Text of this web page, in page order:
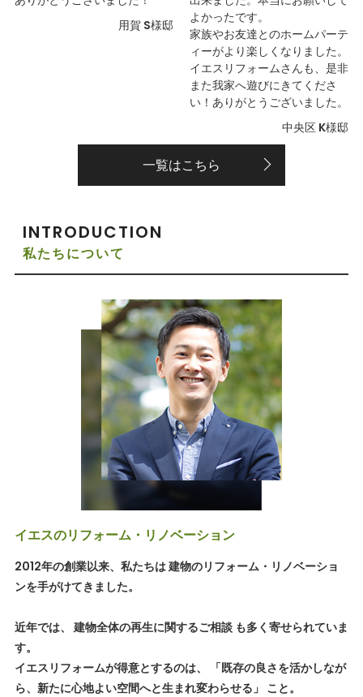
用賀 S様邸
よかったです。
家族やお友達とのホームパーテ
ィーがより楽しくなりました。
イエスリフォームさんも、是非
また我家へ遊びにきてくださ
い！ありがとうございました。
中央区 K様邸
一覧はこちら
INTRODUCTION
私たちについて
イエスのリフォーム・リノベーション
2012年の創業以来、私たちは 建物のリフォーム・リノベーショ
ンを手がけてきました。
近年では、 建物全体の再生に関するご相談 も多く寄せられていま
す。
イエスリフォームが得意とするのは、 「既存の良さを活かしなが
ら、新たに心地よい空間へと生まれ変わらせる」 こと。